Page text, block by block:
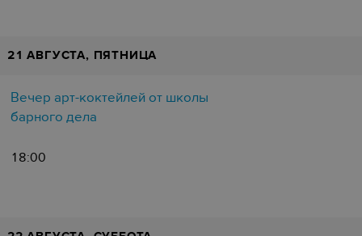
21 АВГУСТА, ПЯТНИЦА
Вечер арт-коктейлей от школы
барного дела
18:00